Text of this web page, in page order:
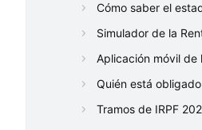
Cómo saber el
Simulador de la
Aplicación móvil de
Quién está
Tramos de IRPF